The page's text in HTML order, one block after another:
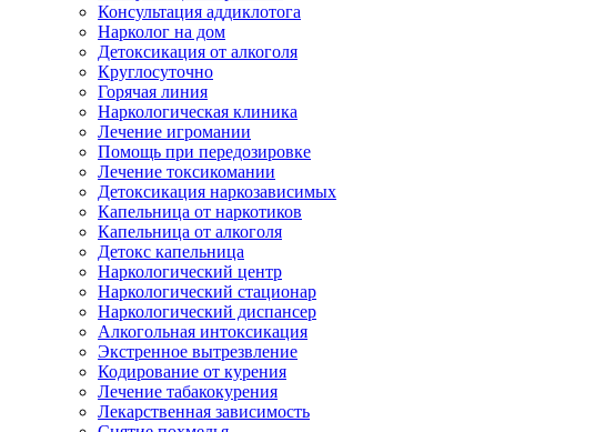
Консультация аддиклотога
Нарколог на дом
Детоксикация от алкоголя
Круглосуточно
Горячая линия
Наркологическая клиника
Лечение игромании
Помощь при передозировке
Лечение токсикомании
Детоксикация наркозависимых
Капельница от наркотиков
Капельница от алкоголя
Детокс капельница
Наркологический центр
Наркологический стационар
Наркологический диспансер
Алкогольная интоксикация
Экстренное вытрезвление
Кодирование от курения
Лечение табакокурения
Лекарственная зависимость